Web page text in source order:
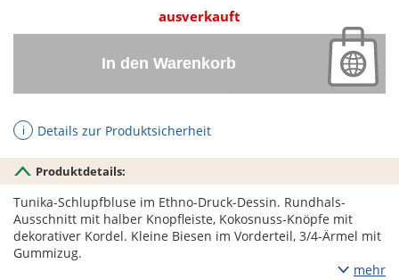
ausverkauft
In den Warenkorb
ℹ Details zur Produktsicherheit
Produktdetails:
Tunika-Schlupfbluse im Ethno-Druck-Dessin. Rundhals-
Ausschnitt mit halber Knopfleiste, Kokosnuss-Knöpfe mit
dekorativer Kordel. Kleine Biesen im Vorderteil, 3/4-Ärmel mit
Gummizug.
mehr